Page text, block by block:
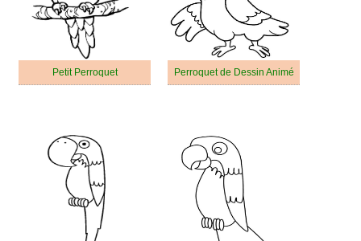
Petit Perroquet Perroquet de Dessin Animé